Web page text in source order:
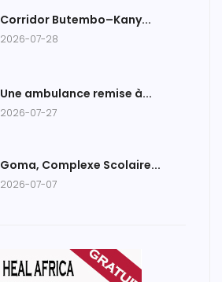
Corridor Butembo–Kany...
2026-07-28
Une ambulance remise à...
2026-07-27
Goma, Complexe Scolaire...
2026-07-07